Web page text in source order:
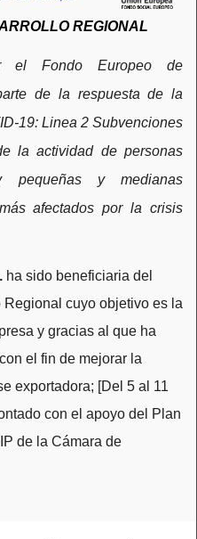
REGIONAL
el Fondo Europeo de
de la respuesta de la
19: Linea 2 Subvenciones
la actividad de personas
pequeñas y medianas
afectados por la crisis
ha sido beneficiaria del
cuyo objetivo es la
y gracias al que ha
el fin de mejorar la
exportadora; [Del 5 al 11
con el apoyo del Plan
de la Cámara de